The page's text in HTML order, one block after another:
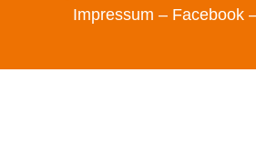
Impressum – Facebook